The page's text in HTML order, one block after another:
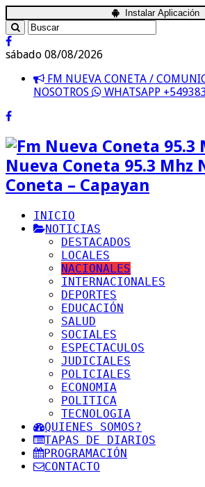
Instalar Aplicación
sábado 08/08/2026
FM NUEVA CONETA /
NOSOTROS
WHATSAPP
Nueva Coneta 95.3 Mhz
Coneta – Capayan
INICIO
NOTICIAS
DESTACADOS
LOCALES
NACIONALES
INTERNACIONALES
DEPORTES
EDUCACIÓN
SALUD
SOCIALES
ESPECTACULOS
JUDICIALES
POLICIALES
ECONOMIA
POLITICA
TECNOLOGIA
QUIENES SOMOS?
TAPAS DE DIARIOS
PROGRAMACIÓN
CONTACTO